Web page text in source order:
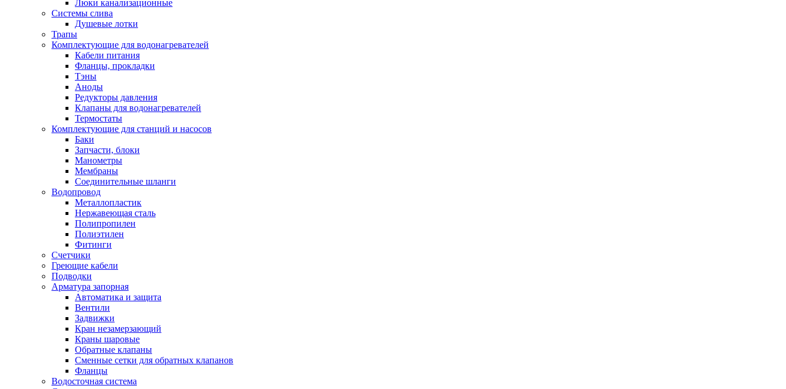
Люки канализационные
Системы слива
Душевые лотки
Трапы
Комплектующие для водонагревателей
Кабели питания
Фланцы, прокладки
Тэны
Аноды
Редукторы давления
Клапаны для водонагревателей
Термостаты
Комплектующие для станций и насосов
Баки
Запчасти, блоки
Манометры
Мембраны
Соединительные шланги
Водопровод
Металлопластик
Нержавеющая сталь
Полипропилен
Полиэтилен
Фитинги
Счетчики
Греющие кабели
Подводки
Арматура запорная
Автоматика и защита
Вентили
Задвижки
Кран незамерзающий
Краны шаровые
Обратные клапаны
Сменные сетки для обратных клапанов
Фланцы
Водосточная система